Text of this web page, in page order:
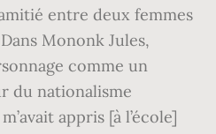
entre deux femmes
Mononk Jules,
comme un
du nationalisme
appris [à l’école]